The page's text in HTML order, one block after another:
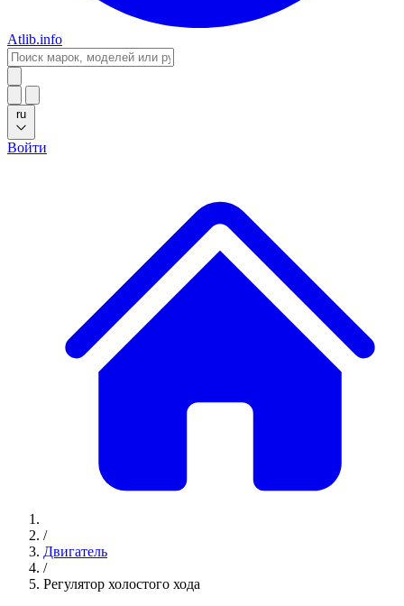
Atlib.info
ru
Войти
/
Двигатель
/
Регулятор холостого хода